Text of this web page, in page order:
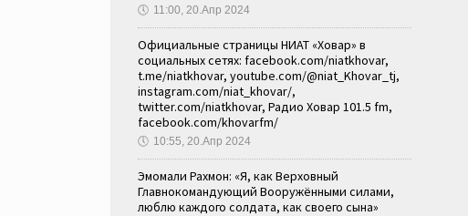
🕔 11:00, 20.Апр 2024
Официальные страницы НИАТ «Ховар» в
социальных сетях: facebook.com/niatkhovar,
t.me/niatkhovar, youtube.com/@niat_Khovar_tj,
instagram.com/niat_khovar/,
twitter.com/niatkhovar, Радио Ховар 101.5 fm,
facebook.com/khovarfm/
🕔 10:55, 20.Апр 2024
Эмомали Рахмон: «Я, как Верховный
Главнокомандующий Вооружёнными силами,
люблю каждого солдата, как своего сына»